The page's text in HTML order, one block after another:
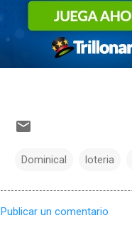
Dominical loteria
Publicar un comentario